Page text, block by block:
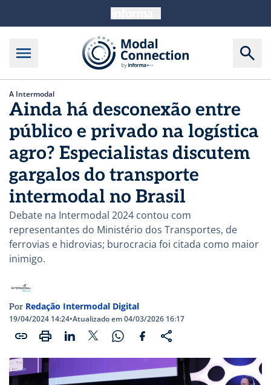
A Intermodal
Ainda há desconexão entre
público e privado na logística
agro? Especialistas discutem
gargalos do transporte
intermodal no Brasil
Debate na Intermodal 2024 contou com
representantes do Ministério dos Transportes, de
ferrovias e hidrovias; burocracia foi citada como maior
inimigo.
Por Redação Intermodal Digital
19/04/2024 14:24•Atualizado em 04/03/2026 16:17